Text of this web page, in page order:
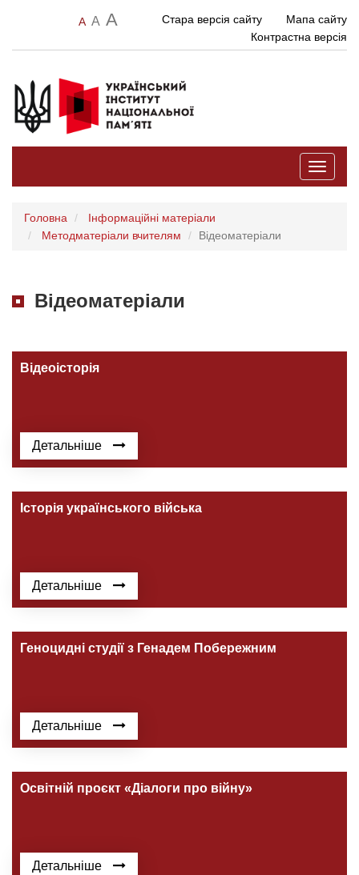
A A A Стара версія сайту
Мапа сайту
Контрастна версія
Toggle
Головна
Інформаційні матеріали
Методматеріали вчителям
Відеоматеріали
Відеоматеріали
Відеоісторія
Детальніше
Історія українського війська
Детальніше
Геноцидні студії з Генадем Побережним
Детальніше
Освітній проєкт «Діалоги про війну»
Детальніше